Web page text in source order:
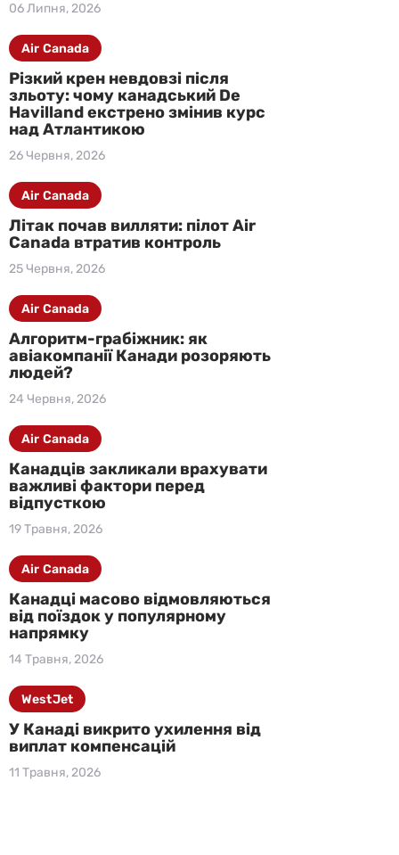
06 Липня, 2026
Різкий крен невдовзі після
зльоту: чому канадський De
Havilland екстрено змінив курс
над Атлантикою
26 Червня, 2026
Air Canada
Літак почав вилляти: пілот Air
Canada втратив контроль
25 Червня, 2026
Air Canada
Алгоритм-грабіжник: як
авіакомпанії Канади розоряють
людей?
24 Червня, 2026
Air Canada
Канадців закликали врахувати
важливі фактори перед
відпусткою
19 Травня, 2026
Air Canada
Канадці масово відмовляються
від поїздок у популярному
напрямку
14 Травня, 2026
Air Canada
У Канаді викрито ухилення від
виплат компенсацій
11 Травня, 2026
WestJet